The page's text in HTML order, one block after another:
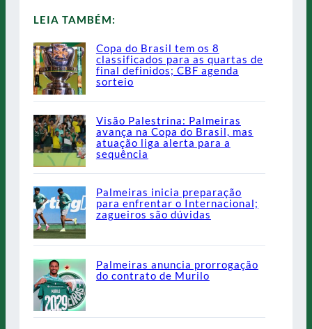
LEIA TAMBÉM:
Copa do Brasil tem os 8
classificados para as quartas de
final definidos; CBF agenda
sorteio
Visão Palestrina: Palmeiras
avança na Copa do Brasil, mas
atuação liga alerta para a
sequência
Palmeiras inicia preparação
para enfrentar o Internacional;
zagueiros são dúvidas
Palmeiras anuncia prorrogação
do contrato de Murilo